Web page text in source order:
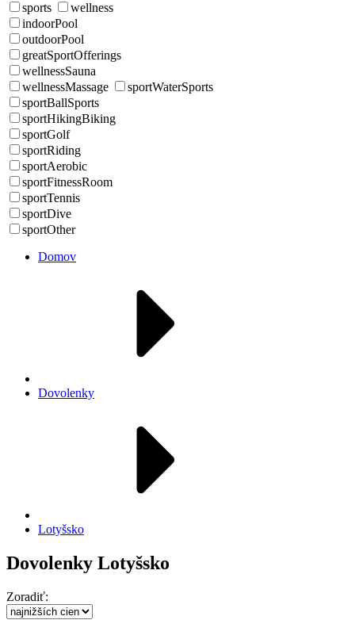
sports
wellness
indoorPool
outdoorPool
greatSportOfferings
wellnessSauna
wellnessMassage
sportWaterSports
sportBallSports
sportHikingBiking
sportGolf
sportRiding
sportAerobic
sportFitnessRoom
sportTennis
sportDive
sportOther
Domov
Dovolenky
Lotyšsko
Dovolenky Lotyšsko
Zoradiť: